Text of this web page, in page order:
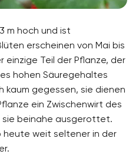
m hoch und ist
erscheinen von Mai bis
einzige Teil der Pflanze, der
hohen Säuregehaltes
kaum gegessen, sie dienen
ein Zwischenwirt des
beinahe ausgerottet.
heute weit seltener in der